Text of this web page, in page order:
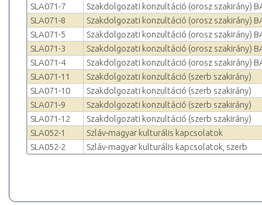
SLA071-7
Szakdolgozati konzultáció (orosz szakirány)
SLA071-8
Szakdolgozati konzultáció (orosz szakirány)
SLA071-5
Szakdolgozati konzultáció (orosz szakirány)
SLA071-3
Szakdolgozati konzultáció (orosz szakirány)
SLA071-4
Szakdolgozati konzultáció (orosz szakirány)
SLA071-11
Szakdolgozati konzultáció (szerb szakirány)
SLA071-10
Szakdolgozati konzultáció (szerb szakirány)
SLA071-9
Szakdolgozati konzultáció (szerb szakirány)
SLA071-12
Szakdolgozati konzultáció (szerb szakirány)
SLA052-1
Szláv-magyar kulturális kapcsolatok
SLA052-2
Szláv-magyar kulturális kapcsolatok, szerb